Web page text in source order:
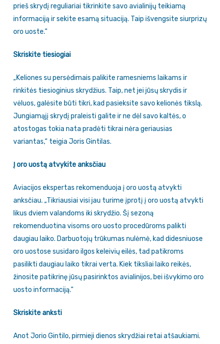
prieš skrydį reguliariai tikrinkite savo avialinijų teikiamą
informaciją ir sekite esamą situaciją. Taip išvengsite siurprizų
oro uoste.“
Skriskite tiesiogiai
„Keliones su persėdimais palikite ramesniems laikams ir
rinkitės tiesioginius skrydžius. Taip, net jei jūsų skrydis ir
vėluos, galėsite būti tikri, kad pasieksite savo kelionės tikslą.
Jungiamąjį skrydį praleisti galite ir ne dėl savo kaltės, o
atostogas tokia nata pradėti tikrai nėra geriausias
variantas,“ teigia Joris Gintilas.
Į oro uostą atvykite anksčiau
Aviacijos ekspertas rekomenduoja į oro uostą atvykti
anksčiau. „Tikriausiai visi jau turime įprotį į oro uostą atvykti
likus dviem valandoms iki skrydžio. Šį sezoną
rekomenduotina visoms oro uosto procedūroms palikti
daugiau laiko. Darbuotojų trūkumas nulėmė, kad didesniuose
oro uostose susidaro ilgos keleivių eilės, tad patikroms
pasilikti daugiau laiko tikrai verta. Kiek tiksliai laiko reikės,
žinosite patikrinę jūsų pasirinktos avialinijos, bei išvykimo oro
uosto informaciją.“
Skriskite anksti
Anot Jorio Gintilo, pirmieji dienos skrydžiai retai atšaukiami.